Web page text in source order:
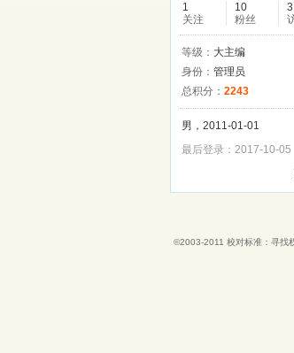
1
关注
10
粉丝
等级： 大主编
身份： 管理员
总积分： 2243
男，2011-01-01
最后登录：2017-10-05
©2003-2011 校对标准：寻找